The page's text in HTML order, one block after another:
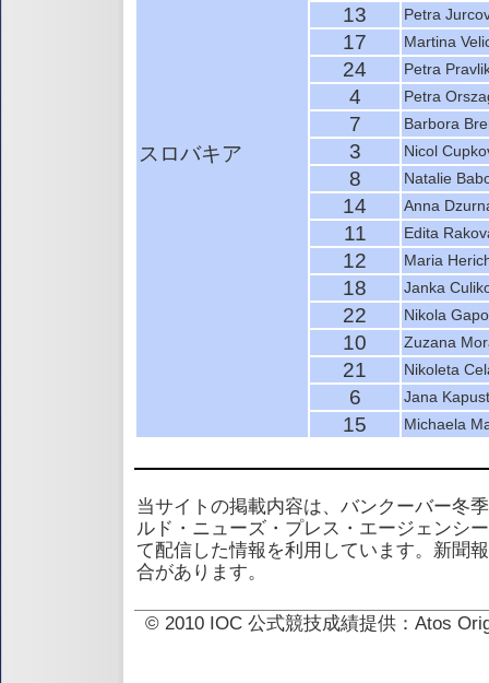
スロバキア
13 Petra
17 Martina
24 Petra
4 Petra
7 Barbora
3 Nicol
8 Natalie
14 Anna
11 Edita
12 Maria
18 Janka
22 Nikola
10 Zuzana
21 Nikoleta
6 Jana
15 Michaela
当サイトの掲載内容は、バンクーバー冬
ルド・ニューズ・プレス・エージェンシ
て配信した情報を利用しています。新聞
合があります。
© 2010 IOC 公式競技成績提供：Atos